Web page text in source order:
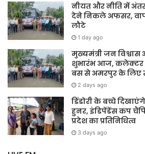
नीयत और नीति में
देने निकले अफसर,
लौटे
1 day ago
मुख्यमंत्री जन
शुभारंभ आज, कलेक्टर
बस से अमरपुर के लिए
2 days ago
डिंडोरी के बच्चे
हुनर, इंडिपेंडेंस कप
प्रदेश का प्रतिनिधित्व
3 days ago